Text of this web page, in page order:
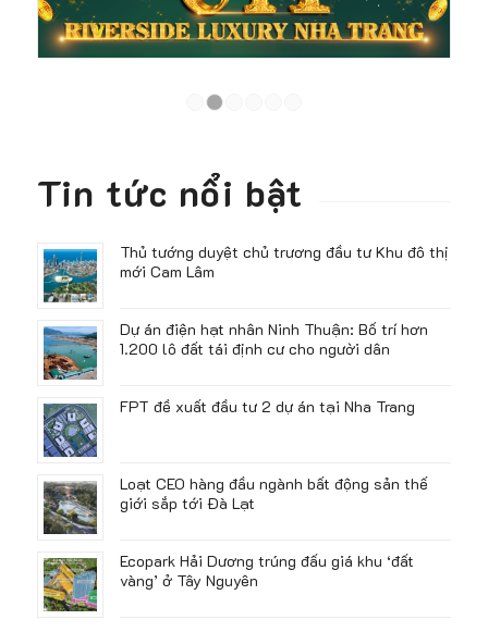
Tin tức nổi bật
Thủ tướng duyệt chủ trương đầu tư Khu đô thị
mới Cam Lâm
Dự án điện hạt nhân Ninh Thuận: Bố trí hơn
1.200 lô đất tái định cư cho người dân
FPT đề xuất đầu tư 2 dự án tại Nha Trang
Loạt CEO hàng đầu ngành bất động sản thế
giới sắp tới Đà Lạt
Ecopark Hải Dương trúng đấu giá khu ‘đất
vàng’ ở Tây Nguyên